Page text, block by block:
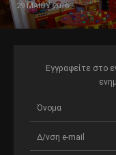
29 ΜΑΪ́ΟΥ 2016
Εγγραφείτε στο